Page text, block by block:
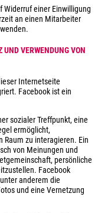
Widerruf einer Einwilligung
an einen Mitarbeiter
VERWENDUNG VON
Internetseite
Facebook ist ein
sozialer Treffpunkt, eine
ermöglicht,
zu interagieren. Ein
von Meinungen und
persönliche
Facebook
anderem die
und eine Vernetzung